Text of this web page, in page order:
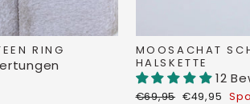
RING
MOOSACHAT
HALSKETTE
12
Normaler
€69,95 €49,95